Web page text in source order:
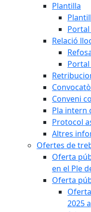
Plantilla
Relació
Conveni
Pla intern
Protocol
Altres
Ofertes de
Oferta
en el Ple
Oferta
2025